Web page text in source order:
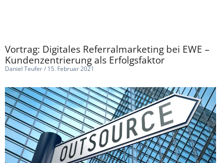
Vortrag: Digitales Referralmarketing bei EWE –
Kundenzentrierung als Erfolgsfaktor
Daniel Teufer 15. Februar 2021